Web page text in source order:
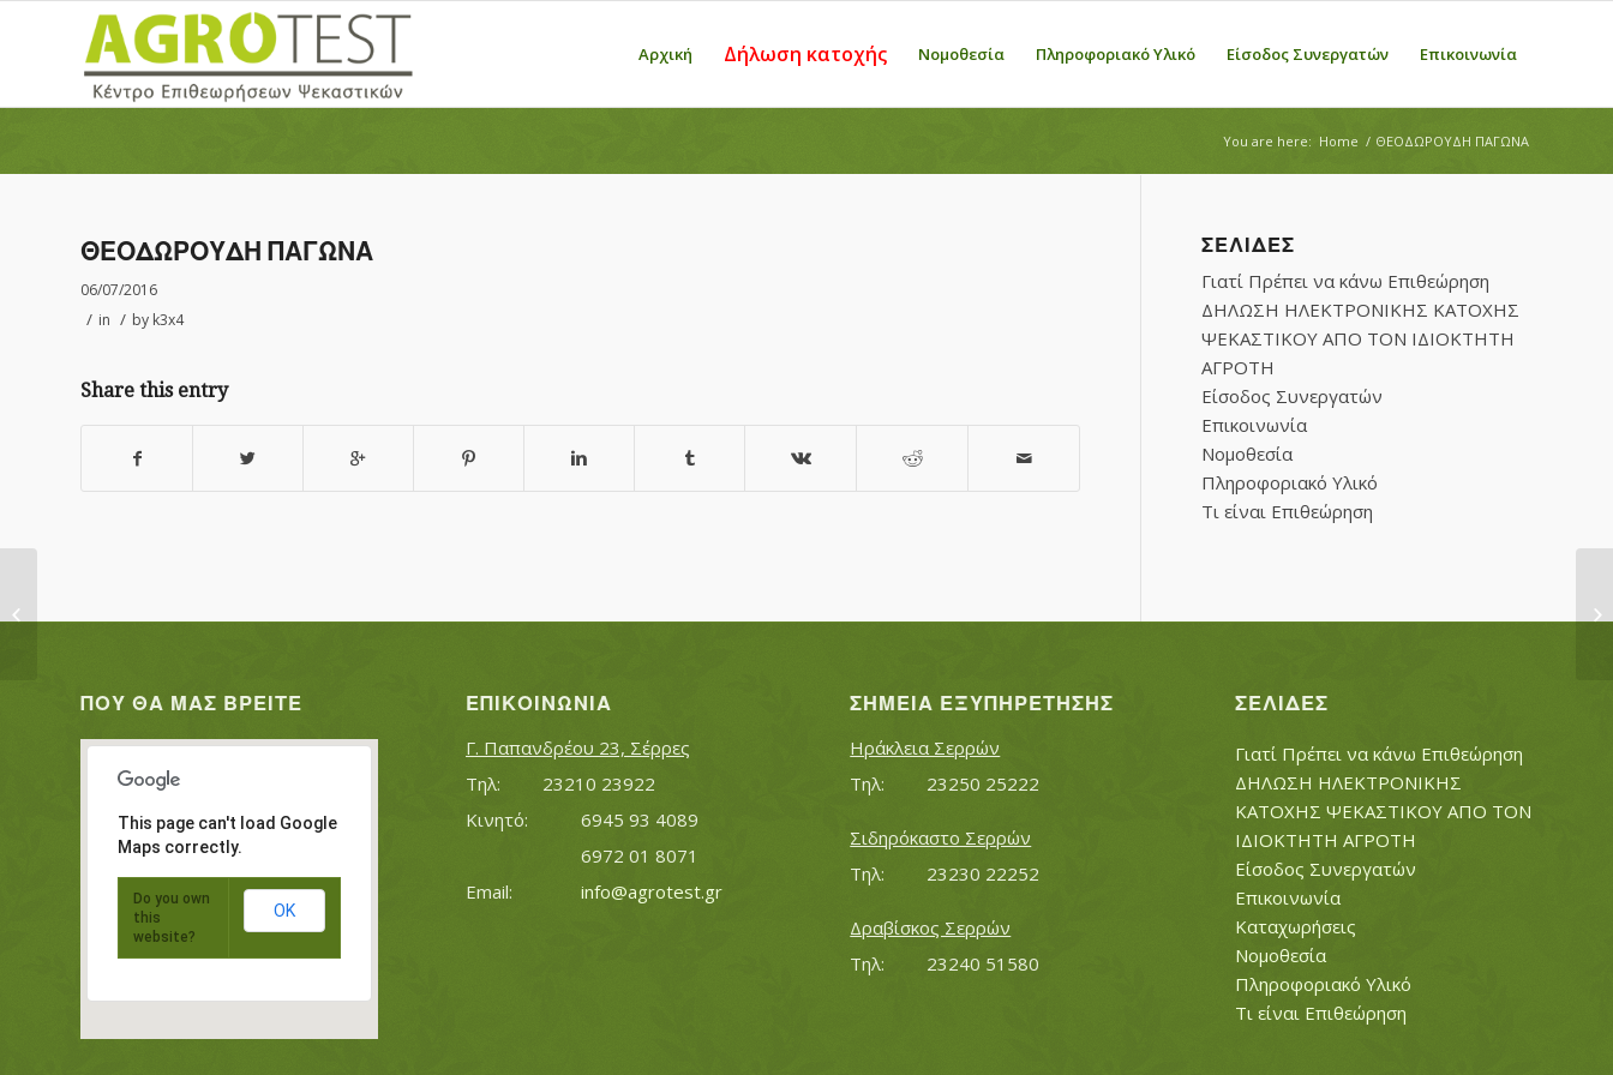
Αρχική Δήλωση κατοχής Νομοθεσία Πληροφοριακό Υλικό Είσοδος Συνεργατών Επικοινωνία
You are here: Home / ΘΕΟΔΩΡΟΥΔΗ ΠΑΓΩΝΑ
ΘΕΟΔΩΡΟΥΔΗ ΠΑΓΩΝΑ
06/07/2016
/ in / by k3x4
Share this entry
ΣΕΛΊΔΕΣ
Γιατί Πρέπει να κάνω Επιθεώρηση
ΔΗΛΩΣΗ ΗΛΕΚΤΡΟΝΙΚΗΣ ΚΑΤΟΧΗΣ
ΨΕΚΑΣΤΙΚΟΥ ΑΠΟ ΤΟΝ ΙΔΙΟΚΤΗΤΗ
ΑΓΡΟΤΗ
Είσοδος Συνεργατών
Επικοινωνία
Νομοθεσία
Πληροφοριακό Υλικό
Τι είναι Επιθεώρηση
ΠΟΥ ΘΑ ΜΑΣ ΒΡΕΊΤΕ
This page can't load Google
Maps correctly.
Do you own
this
website?
OK
ΕΠΙΚΟΙΝΩΝΊΑ
Γ. Παπανδρέου 23, Σέρρες
Τηλ:		23210 23922
Κινητό:		6945 93 4089
			6972 01 8071
info@agrotest.gr
ΣΗΜΕΊΑ ΕΞΥΠΗΡΈΤΗΣΗΣ
Ηράκλεια Σερρών
Τηλ:		23250 25222
Σιδηρόκαστο Σερρών
Τηλ:		23230 22252
Δραβίσκος Σερρών
Τηλ:		23240 51580
ΣΕΛΊΔΕΣ
Γιατί Πρέπει να κάνω Επιθεώρηση
ΔΗΛΩΣΗ ΗΛΕΚΤΡΟΝΙΚΗΣ
ΚΑΤΟΧΗΣ ΨΕΚΑΣΤΙΚΟΥ ΑΠΟ ΤΟΝ
ΙΔΙΟΚΤΗΤΗ ΑΓΡΟΤΗ
Είσοδος Συνεργατών
Επικοινωνία
Καταχωρήσεις
Νομοθεσία
Πληροφοριακό Υλικό
Τι είναι Επιθεώρηση